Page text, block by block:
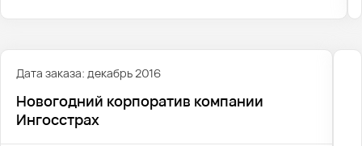
Екатеринбурге.
Дата заказа: декабрь 2016
Новогодний корпоратив компании
Ингосстрах